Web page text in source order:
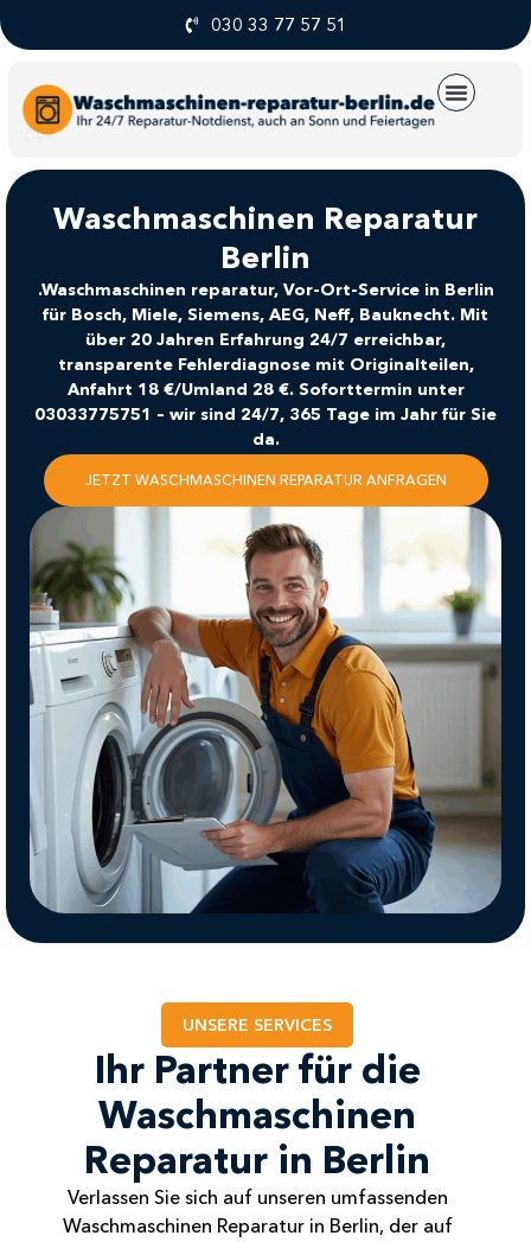
030 33 77 57 51
Waschmaschinen Reparatur
Berlin
.Waschmaschinen reparatur, Vor-Ort-Service in Berlin
für Bosch, Miele, Siemens, AEG, Neff, Bauknecht. Mit
über 20 Jahren Erfahrung 24/7 erreichbar,
transparente Fehlerdiagnose mit Originalteilen,
Anfahrt 18 €/Umland 28 €. Soforttermin unter
03033775751 – wir sind 24/7, 365 Tage im Jahr für Sie
da.
JETZT WASCHMASCHINEN REPARATUR ANFRAGEN
UNSERE SERVICES
Ihr Partner für die
Waschmaschinen
Reparatur in Berlin
Verlassen Sie sich auf unseren umfassenden
Waschmaschinen Reparatur in Berlin, der auf